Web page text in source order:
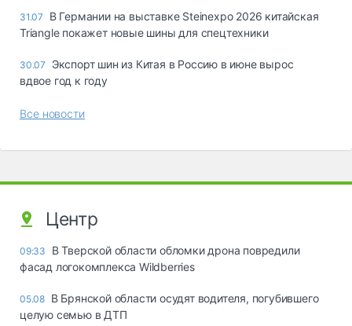
31.07
В Германии на выставке Steinexpo 2026 китайская
Triangle покажет новые шины для спецтехники
30.07
Экспорт шин из Китая в Россию в июне вырос
вдвое год к году
Все новости
Центр
09:33
В Тверской области обломки дрона повредили
фасад логокомплекса Wildberries
05.08 В Брянской области осудят водителя, погубившего
целую семью в ДТП